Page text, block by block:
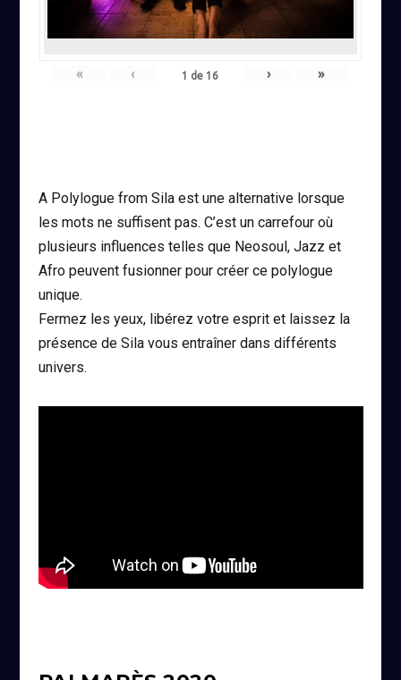
« ‹ 1 de16 › »
A Polylogue from Sila est une alternative lorsque
les mots ne suffisent pas. C’est un carrefour où
plusieurs influences telles que Neosoul, Jazz et
Afro peuvent fusionner pour créer ce polylogue
unique.
Fermez les yeux, libérez votre esprit et laissez la
présence de Sila vous entraîner dans différents
univers.